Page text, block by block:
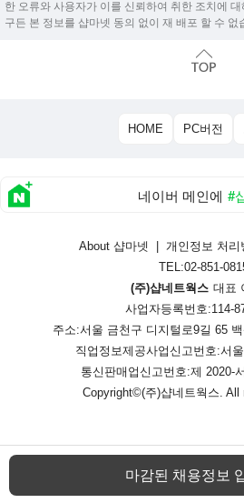
한 오류와 사용자가 이를 신뢰하여 취한 조치에
구든 본 정보를 샵마넷 동의 없이 재 배포 할 수 없
마감된 채용정보
HOME PC버전
네이버 메인에 #
About 샵마넷 개인정보 처리
TEL:02-851-
(주)샵네트웍스 대표
사업자등록번호:114-
주소:서울 금천구 디지털로9길 65
직업정보제공사업신고번호:서
통신판매업신고번호:제 2020-
Copyright©(주)샵네트웍스. All